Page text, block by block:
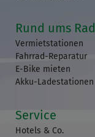
Rund ums Rad
Vermietstationen
Fahrrad-Reparatur
E-Bike mieten
Akku-Ladestationen
Service
Hotels & Co.